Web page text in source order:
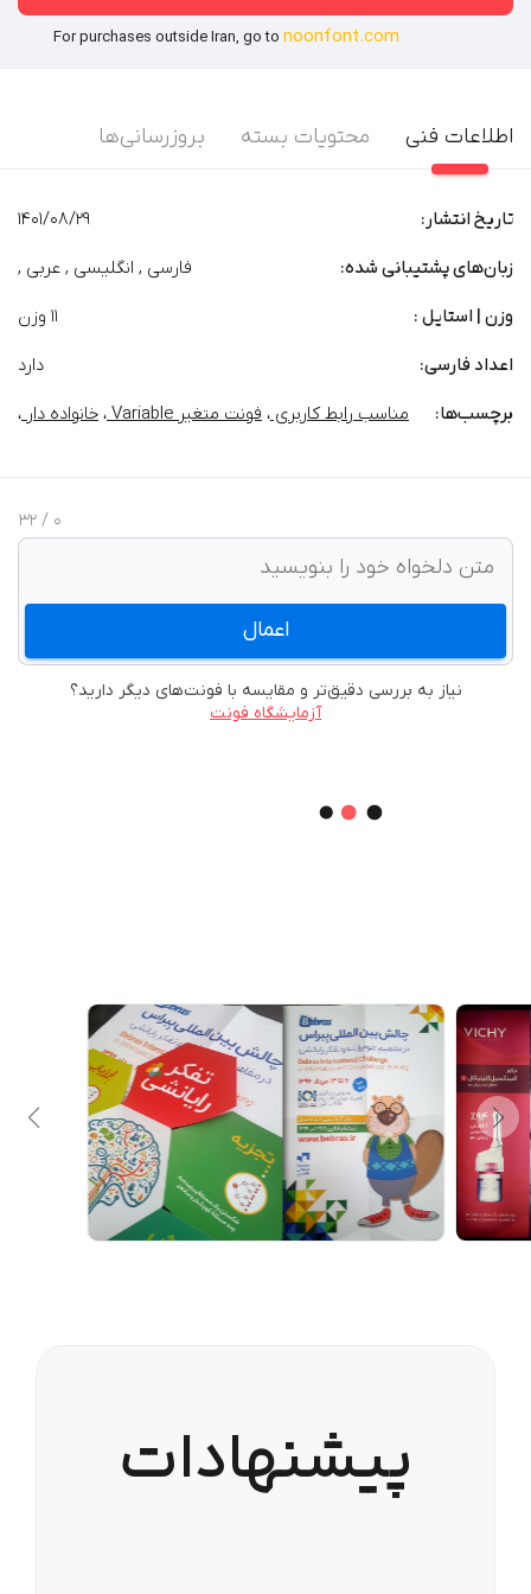
For purchases outside Iran, go to noonfont.com
اطلاعات فنی محتویات بسته بروزرسانی‌ها
تاریخ انتشار: 1401/08/29
زبان‌های پشتیبانی شده: فارسی , انگلیسی , عربی ,
وزن | استایل : 11 وزن
اعداد فارسی: دارد
برچسب‌‌ها: مناسب رابط کاربری ، فونت متغیر Variable ، خانواده دار ،
0
/ 32
اعمال
نیاز به بررسی دقیق‌تر و مقایسه با فونت‌های دیگر دارید؟
آزمایشگاه فونت
پیشنهادات